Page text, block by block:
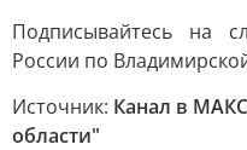
Подписывайтесь на
России по
Источник: Канал в
области"